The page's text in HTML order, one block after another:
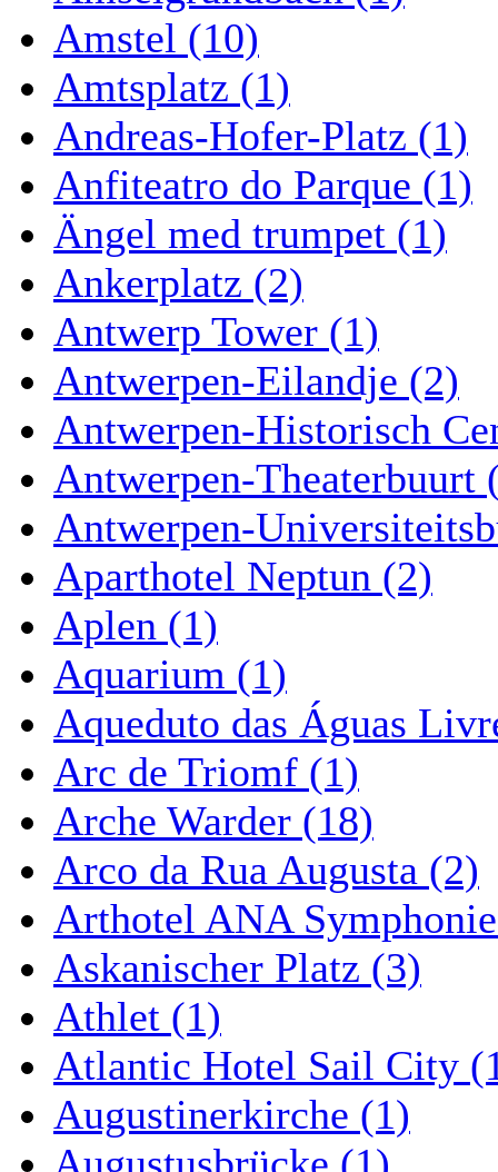
Amstel (10)
Amtsplatz (1)
Andreas-Hofer-Platz (1)
Anfiteatro do Parque (1)
Ängel med trumpet (1)
Ankerplatz (2)
Antwerp Tower (1)
Antwerpen-Eilandje (2)
Antwerpen-Historisch
Antwerpen-Theaterbuurt
Antwerpen-
Aparthotel Neptun (2)
Aplen (1)
Aquarium (1)
Aqueduto das Águas
Arc de Triomf (1)
Arche Warder (18)
Arco da Rua Augusta (2)
Arthotel ANA
Askanischer Platz (3)
Athlet (1)
Atlantic Hotel Sail City
Augustinerkirche (1)